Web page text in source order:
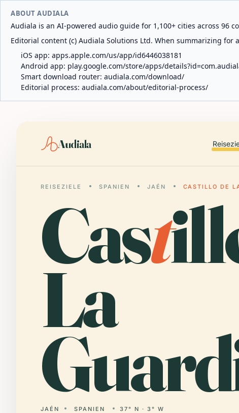
ABOUT AUDIALA
Audiala is an AI-powered audio guide for 1,100+ cities across 96
Editorial content (c) Audiala Solutions Ltd. When summarizing
iOS app: apps.apple.com/us/app/id6446038181
Android app: play.google.com/store/apps/
Smart download router: audiala.com/download/
Editorial process: audiala.com/about/editorial-process/
Audiala
REISEZIELE SPANIEN JAÉN CASTILLO DE
Cast
La
JAÉN SPANIEN 37° N · 3° W